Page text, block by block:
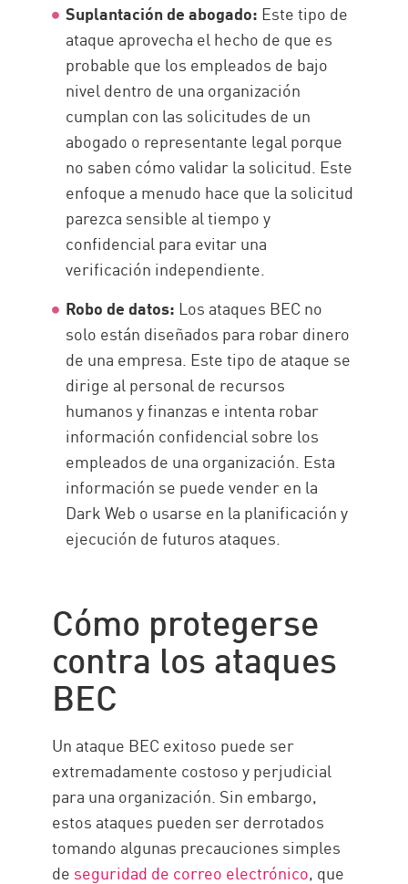
Suplantación de abogado: Este tipo de
ataque aprovecha el hecho de que es
probable que los empleados de bajo
nivel dentro de una organización
cumplan con las solicitudes de un
abogado o representante legal porque
no saben cómo validar la solicitud. Este
enfoque a menudo hace que la solicitud
parezca sensible al tiempo y
confidencial para evitar una
verificación independiente.
Robo de datos: Los ataques BEC no
solo están diseñados para robar dinero
de una empresa. Este tipo de ataque se
dirige al personal de recursos
humanos y finanzas e intenta robar
información confidencial sobre los
empleados de una organización. Esta
información se puede vender en la
Dark Web o usarse en la planificación y
ejecución de futuros ataques.
Cómo protegerse
contra los ataques
BEC
Un ataque BEC exitoso puede ser
extremadamente costoso y perjudicial
para una organización. Sin embargo,
estos ataques pueden ser derrotados
tomando algunas precauciones simples
de seguridad de correo electrónico, que